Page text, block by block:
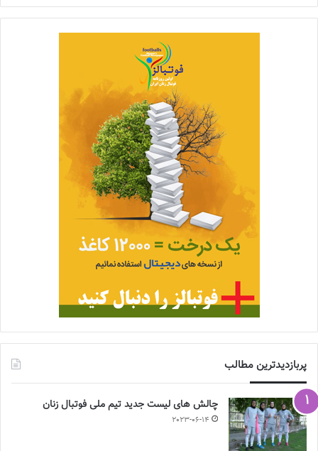
پربازدیدترین مطالب
چالش هاى ليست جدید تيم ملى فوتبال زنان
2023-06-14